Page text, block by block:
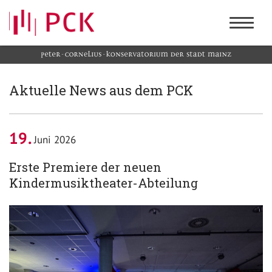
Aktuelle News aus dem PCK
19 Juni 2026
Erste Premiere der neuen
Kindermusiktheater-Abteilung